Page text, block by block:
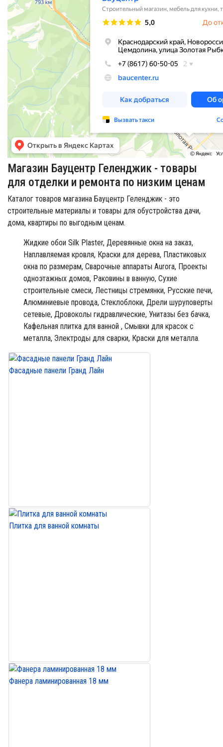
Магазин Бауцентр Геленджик - товары
для отделки и ремонта по низким ценам
Каталог товаров магазина Бауцентр Геленджик - это
строительные материалы и товары для обустройства дачи,
дома, квартиры по выгодным ценам.
Жидкие обои Silk Plaster, Деревянные окна на заказ,
Наплавляемая кровля, Краски для дерева, Пластиковых
окна по размерам, Сварочныe аппараты Aurora, Проекты
одноэтажных домов, Раковины в ванную, Сухие
строительные смеси, Лестницы стремянки, Русские печи,
Алюминиевые провода, Стеклоблоки, Дрели шуруповерты
сетевые, Дровоколы гидравлические, Унитазы без бачка,
Кафельная плитка для ванной , Смывки для красок с
металла, Электроды для сварки, Краски для металла.
Фасадные панели Гранд Лайн
Плитка для ванной комнаты
Фанера ламинированная 18 мм